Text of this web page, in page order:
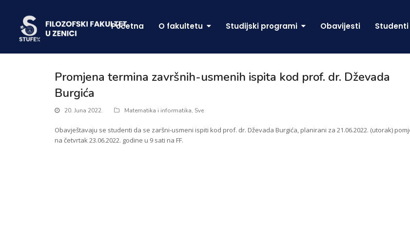
Početna O fakultetu Studijski programi Obavijesti Studenti
Promjena termina završnih-usmenih ispita kod prof. dr. Dževada
Burgića
20. Juna 2022. Matematika i informatika, Sve
Obavještavaju se studenti da se zaršni-usmeni ispiti kod prof. dr. Dževada Burgića, planirani za 21.06.2022. (utorak)
na četvrtak 23.06.2022. godine u 9 sati na FF.